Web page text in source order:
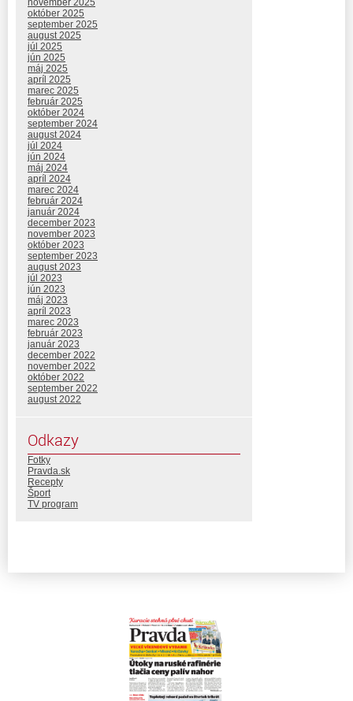
november 2025
október 2025
september 2025
august 2025
júl 2025
jún 2025
máj 2025
apríl 2025
marec 2025
február 2025
október 2024
september 2024
august 2024
júl 2024
jún 2024
máj 2024
apríl 2024
marec 2024
február 2024
január 2024
december 2023
november 2023
október 2023
september 2023
august 2023
júl 2023
jún 2023
máj 2023
apríl 2023
marec 2023
február 2023
január 2023
december 2022
november 2022
október 2022
september 2022
august 2022
Odkazy
Fotky
Pravda.sk
Recepty
Šport
TV program